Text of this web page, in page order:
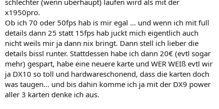
x1950pro.
Ob ich 70 oder 50fps hab is mir egal ... und wenn ich mit full
details dann 25 statt 15fps hab juckt mich eigentlich auch
nicht weils mir ja dann nix bringt. Dann stell ich lieber die
details bissl runter. Stattdessen habe ich dann 20€ (evtl sogar
mehr) gespart, habe eine neuere karte und WER WEIß evtl wir
ja DX10 so toll und hardwareschonend, dass die karten doch
was taugen... und bis dahin komme ich ja mit der DX9 power
aller 3 karten denke ich aus.